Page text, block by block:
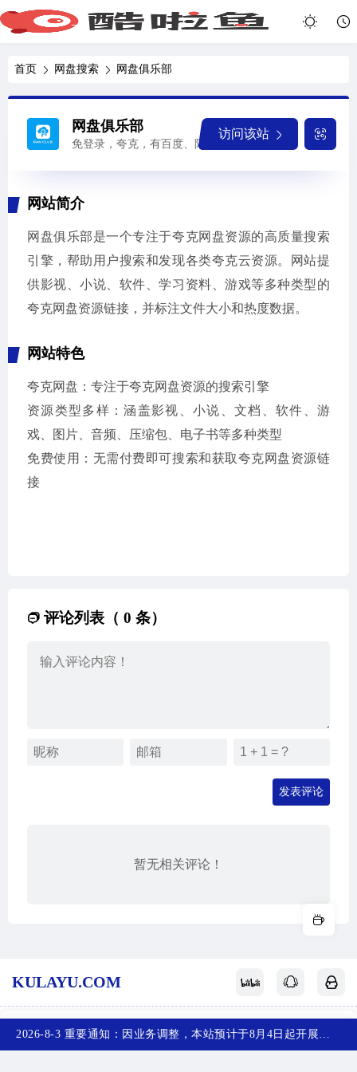
首页 网盘搜索 网盘俱乐部
网盘俱乐部
免登录，夸克，有百度、阿里分站
访问该站
网站简介
网盘俱乐部是一个专注于夸克网盘资源的高质量搜索
引擎，帮助用户搜索和发现各类夸克云资源。网站提
供影视、小说、软件、学习资料、游戏等多种类型的
夸克网盘资源链接，并标注文件大小和热度数据。
网站特色
夸克网盘：专注于夸克网盘资源的搜索引擎
资源类型多样：涵盖影视、小说、文档、软件、游
戏、图片、音频、压缩包、电子书等多种类型
免费使用：无需付费即可搜索和获取夸克网盘资源链
接
评论列表（ 0 条）
发表评论
暂无相关评论！
首页 产品 排行榜 投稿
KULAYU.COM
酷拉鱼 网站地图 关于我们 赞赏支持 反馈投稿
2026-8-3 重要通知：因业务调整，本站预计于8月4日起开展新备案，届时，网站首页将访问不了，您可以收藏任意一个页面，访问网站！~